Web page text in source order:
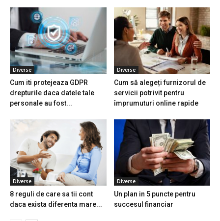
Diverse
Cum iti protejeaza GDPR
drepturile daca datele tale
personale au fost...
Diverse
Cum să alegeți furnizorul de
servicii potrivit pentru
împrumuturi online rapide
Diverse
8 reguli de care sa tii cont
daca exista diferenta mare...
Diverse
Un plan in 5 puncte pentru
succesul financiar